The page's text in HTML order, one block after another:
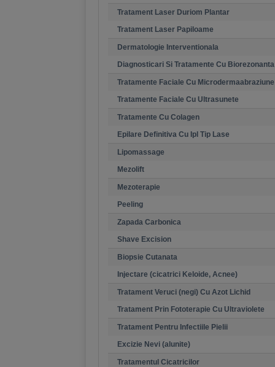
Tratament Laser Duriom Plantar
Tratament Laser Papiloame
Dermatologie Interventionala
Diagnosticari Si Tratamente Cu Biorezonanta
Tratamente Faciale Cu Microdermaabraziune
Tratamente Faciale Cu Ultrasunete
Tratamente Cu Colagen
Epilare Definitiva Cu Ipl Tip Lase
Lipomassage
Mezolift
Mezoterapie
Peeling
Zapada Carbonica
Shave Excision
Biopsie Cutanata
Injectare (cicatrici Keloide, Acnee)
Tratament Veruci (negi) Cu Azot Lichid
Tratament Prin Fototerapie Cu Ultraviolete
Tratament Pentru Infectiile Pielii
Excizie Nevi (alunite)
Tratamentul Cicatricilor